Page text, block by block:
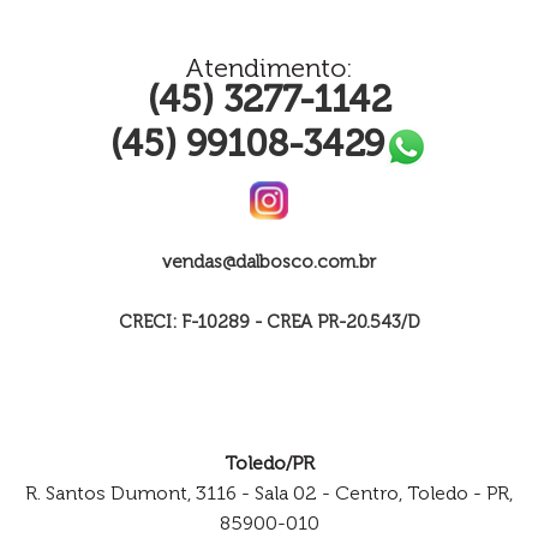
Atendimento:
(45) 3277-1142
(45) 99108-3429
vendas@dalbosco.com.br
CRECI: F-10289 - CREA PR-20.543/D
Toledo/PR
R. Santos Dumont, 3116 - Sala 02 - Centro, Toledo - PR,
85900-010